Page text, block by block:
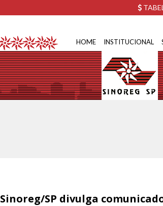
HOME INSTITUCIONAL
Sinoreg/SP divulga